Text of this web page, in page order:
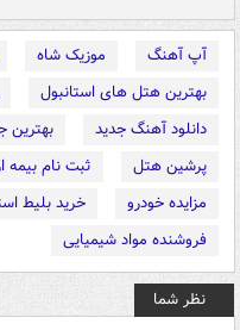
آپ آهنگ موزیک شاه
بهترین هتل های استانبول
دانلود آهنگ جدید
بهترین
پرشین هتل
ثبت نام بیمه
مزایده خودرو
خرید بلیط
فروشنده مواد شیمیایی
نظر شما